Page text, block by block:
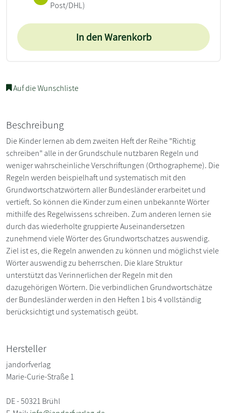
Post/DHL)
In den Warenkorb
Auf die Wunschliste
Beschreibung
Die Kinder lernen ab dem zweiten Heft der Reihe "Richtig
schreiben" alle in der Grundschule nutzbaren Regeln und
weniger wahrscheinliche Verschriftungen (Orthographeme). Die
Regeln werden beispielhaft und systematisch mit den
Grundwortschatzwörtern aller Bundesländer erarbeitet und
vertieft. So können die Kinder zum einen unbekannte Wörter
mithilfe des Regelwissens schreiben. Zum anderen lernen sie
durch das wiederholte gruppierte Auseinandersetzen
zunehmend viele Wörter des Grundwortschatzes auswendig.
Ziel ist es, die Regeln anwenden zu können und möglichst viele
Wörter auswendig zu beherrschen. Die klare Struktur
unterstützt das Verinnerlichen der Regeln mit den
dazugehörigen Wörtern. Die verbindlichen Grundwortschätze
der Bundesländer werden in den Heften 1 bis 4 vollständig
berücksichtigt und systematisch geübt.
Hersteller
jandorfverlag
Marie-Curie-Straße 1
DE - 50321 Brühl